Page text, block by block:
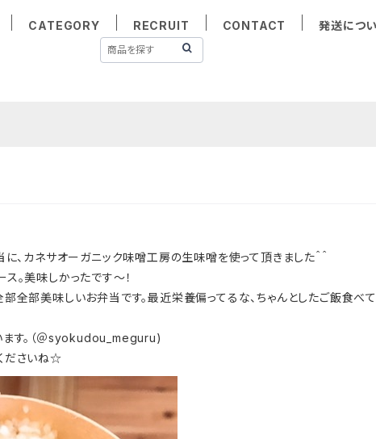
CATEGORY RECRUIT CONTACT 発送につ
、カネサオーガニック味噌工房の生味噌を使って頂きました＾＾
。美味しかったです〜！
全部美味しいお弁当です。最近栄養偏ってるな、ちゃんとしたご飯食べ
ます。（＠syokudou_meguru)
ださいね☆